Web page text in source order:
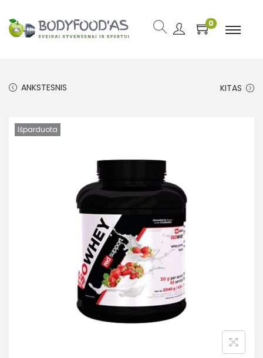
0
ANKSTESNIS KITAS
Išparduota